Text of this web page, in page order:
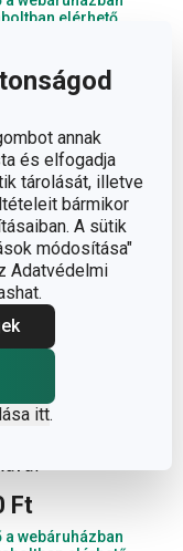
annak
és elfogadja
tárolását, illetve
bármikor
A sütik
módosítása"
Adatvédelmi
itt.
elérhető
HOME Stones
Ft
a webáruházban